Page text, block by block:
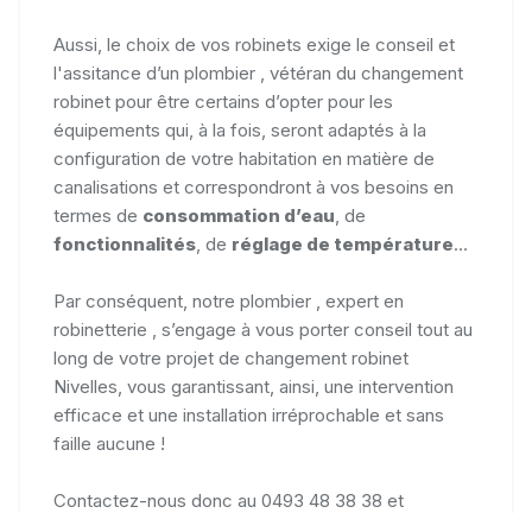
Aussi, le choix de vos robinets exige le conseil et
l'assitance d’un plombier , vétéran du changement
robinet pour être certains d’opter pour les
équipements qui, à la fois, seront adaptés à la
configuration de votre habitation en matière de
canalisations et correspondront à vos besoins en
termes de consommation d’eau , de
fonctionnalités , de réglage de température...
Par conséquent, notre plombier , expert en
robinetterie , s’engage à vous porter conseil tout au
long de votre projet de changement robinet
Nivelles, vous garantissant, ainsi, une intervention
efficace et une installation irréprochable et sans
faille aucune !
Contactez-nous donc au 0493 48 38 38 et